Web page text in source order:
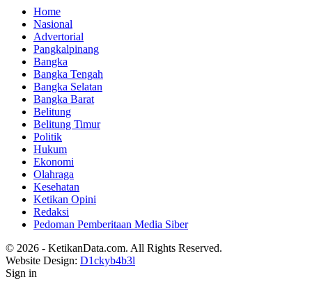
Home
Nasional
Advertorial
Pangkalpinang
Bangka
Bangka Tengah
Bangka Selatan
Bangka Barat
Belitung
Belitung Timur
Politik
Hukum
Ekonomi
Olahraga
Kesehatan
Ketikan Opini
Redaksi
Pedoman Pemberitaan Media Siber
© 2026 - KetikanData.com. All Rights Reserved.
Website Design: D1ckyb4b3l
Sign in